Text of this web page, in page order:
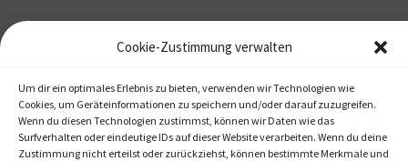
Cookie-Zustimmung verwalten
Um dir ein optimales Erlebnis zu bieten, verwenden wir Technologien wie
Cookies, um Geräteinformationen zu speichern und/oder darauf zuzugreifen.
Wenn du diesen Technologien zustimmst, können wir Daten wie das
Surfverhalten oder eindeutige IDs auf dieser Website verarbeiten. Wenn du deine
Zustimmung nicht erteilst oder zurückziehst, können bestimmte Merkmale und
←HolzKlangSpiel
Westing
Werbetechnik→